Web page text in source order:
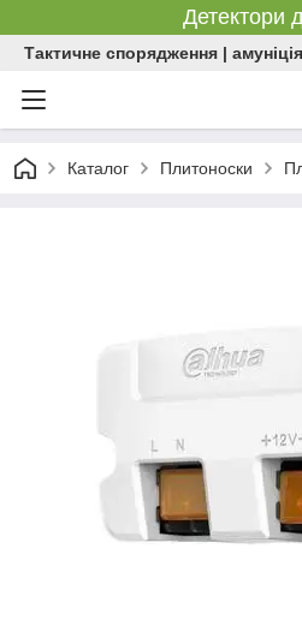
Детектори
Тактичне спорядження |
Каталог Плитоноски